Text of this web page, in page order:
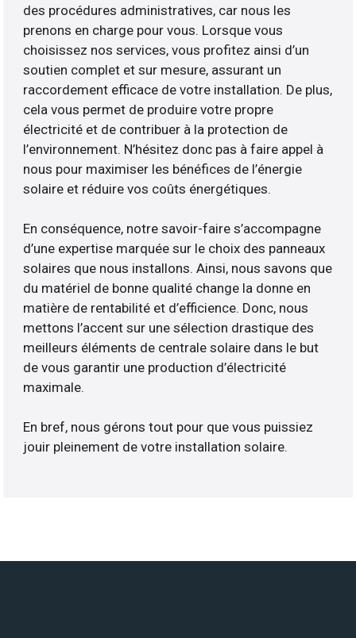
des procédures administratives, car nous les
prenons en charge pour vous. Lorsque vous
choisissez nos services, vous profitez ainsi d’un
soutien complet et sur mesure, assurant un
raccordement efficace de votre installation. De plus,
cela vous permet de produire votre propre
électricité et de contribuer à la protection de
l’environnement. N’hésitez donc pas à faire appel à
nous pour maximiser les bénéfices de l’énergie
solaire et réduire vos coûts énergétiques.
En conséquence, notre savoir-faire s’accompagne
d’une expertise marquée sur le choix des panneaux
solaires que nous installons. Ainsi, nous savons que
du matériel de bonne qualité change la donne en
matière de rentabilité et d’efficience. Donc, nous
mettons l’accent sur une sélection drastique des
meilleurs éléments de centrale solaire dans le but
de vous garantir une production d’électricité
maximale.
En bref, nous gérons tout pour que vous puissiez
jouir pleinement de votre installation solaire.